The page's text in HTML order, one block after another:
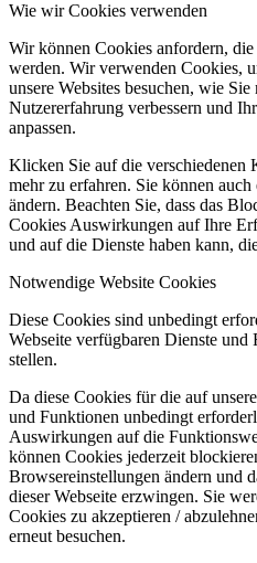
Wie wir Cookies verwenden
Wir können Cookies anfordern,
werden. Wir verwenden Cookies,
unsere Websites besuchen, wie
Nutzererfahrung verbessern und
anpassen.
Klicken Sie auf die verschiedenen
mehr zu erfahren. Sie können
ändern. Beachten Sie, dass das
Cookies Auswirkungen auf Ihre
und auf die Dienste haben kann,
Notwendige Website Cookies
Diese Cookies sind unbedingt
Webseite verfügbaren Dienste
stellen.
Da diese Cookies für die auf
und Funktionen unbedingt
Auswirkungen auf die
können Cookies jederzeit
Browsereinstellungen ändern und
dieser Webseite erzwingen. Sie
Cookies zu akzeptieren /
erneut besuchen.